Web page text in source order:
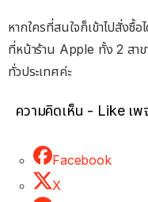
หากใครที่สนใจก็เข้าไปสั่งซื้อ
ที่หน้าร้าน Apple ทั้ง 2 สา
ทั่วประเทศค่ะ
ความคิดเห็น - Like เ
Facebook
X